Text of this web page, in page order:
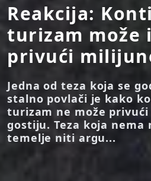
Reakcija:
turizam može
privući
Jedna od teza koja se
stalno povlači je kako
turizam ne može
gostiju. Teza koja nema
temelje niti argu...